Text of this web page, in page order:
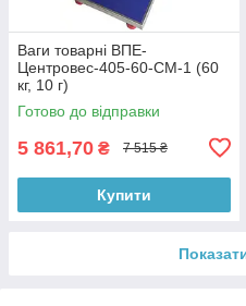
Ваги товарні ВПЕ-
Центровес-405-60-СМ-1 (60
кг, 10 г)
Готово до відправки
5 861,70 ₴ 7 515 ₴
Купити